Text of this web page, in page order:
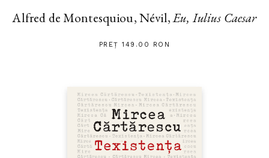
Alfred de Montesquiou, Névil,Eu, Iulius Caesar
PREȚ 149.00 RON